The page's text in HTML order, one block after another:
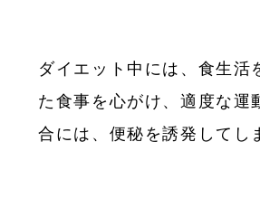
ダイエット中には、食生
た食事を心がけ、適度な運
合には、便秘を誘発してし